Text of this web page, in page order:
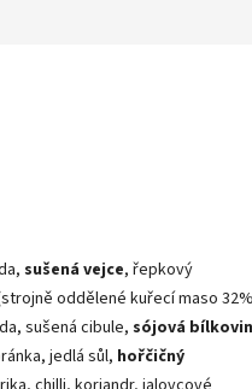
sušená vejce, řepkový
oddělené kuřecí maso
sušená cibule, sójová
jedlá sůl, hořčičný